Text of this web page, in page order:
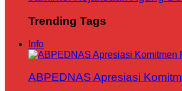
Trending Tags
Info
ABPEDNAS Apresiasi